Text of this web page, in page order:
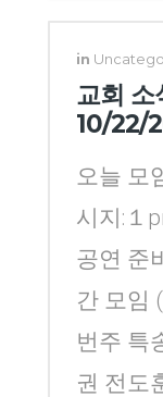
in
교회
10/22/
오늘 모
시지:１
공연 준
간 모임
번주 특
권 전도